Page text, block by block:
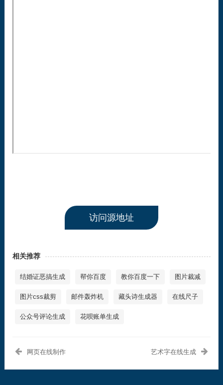
访问源地址
相关推荐
结婚证恶搞生成 帮你百度 教你百度一下 图片裁减
图片css裁剪 邮件轰炸机 藏头诗生成器 在线尺子
公众号评论生成 花呗账单生成
网页在线制作 艺术字在线生成